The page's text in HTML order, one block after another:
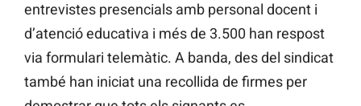
entrevistes presencials amb personal docent i
d’atenció educativa i més de 3.500 han respost
via formulari telemàtic. A banda, des del sindicat
també han iniciat una recollida de firmes per